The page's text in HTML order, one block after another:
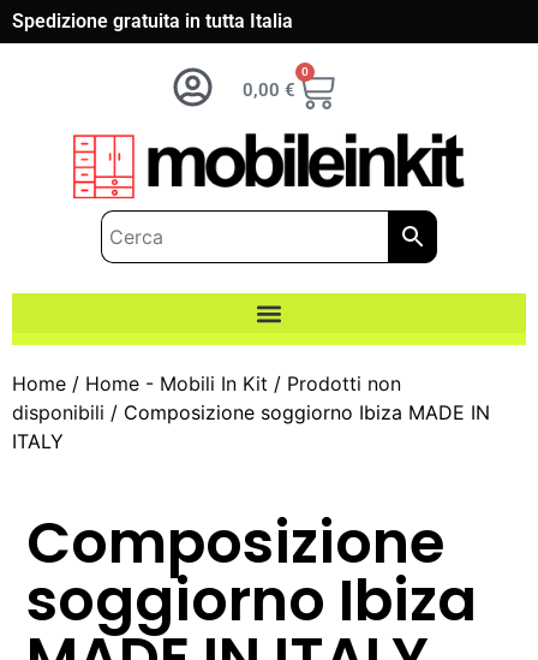
Spedizione gratuita in tutta Italia
0,00 €
0
Home / Home - Mobili In Kit / Prodotti non
disponibili / Composizione soggiorno Ibiza MADE IN
ITALY
Composizione
soggiorno Ibiza